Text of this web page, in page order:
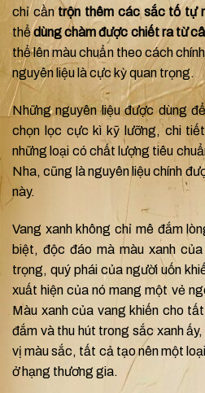
chỉ cầntrộn thêm các sắc tố tự
thểdùng chàm được chiết ra từ
thể lên màu chuẩn theo cách
nguyên liệu là cực kỳ quan trọng.
Những nguyên liệu được dùng
chọn lọc cực kì kỹ lưỡng, chi
những loại có chất lượng tiêu
Nha, cũng là nguyên liệu chính
này.
Vang xanh không chỉ mê đắm
biệt, độc đáo mà màu xanh
trọng, quý phái của người uốn
xuất hiện của nó mang một vẻ
Màu xanh của vang khiến cho
đắm và thu hút trong sắc xanh
vị màu sắc, tất cả tạo nên một
ở hạng thương gia.